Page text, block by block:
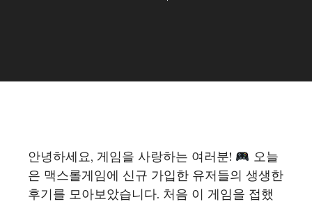
안녕하세요, 게임을 사랑하는 여러분!
오늘
은 맥스롤게임에 신규 가입한 유저들의 생생한
후기를 모아보았습니다. 처음 이 게임을 접했